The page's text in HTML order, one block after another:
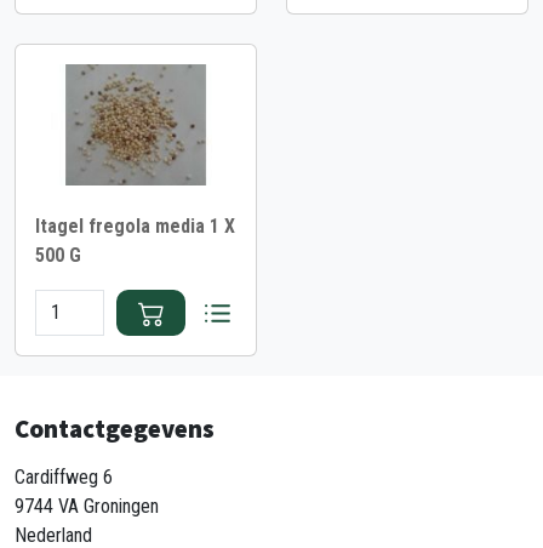
Itagel fregola media 1 X
500 G
Contactgegevens
Cardiffweg 6
9744 VA Groningen
Nederland